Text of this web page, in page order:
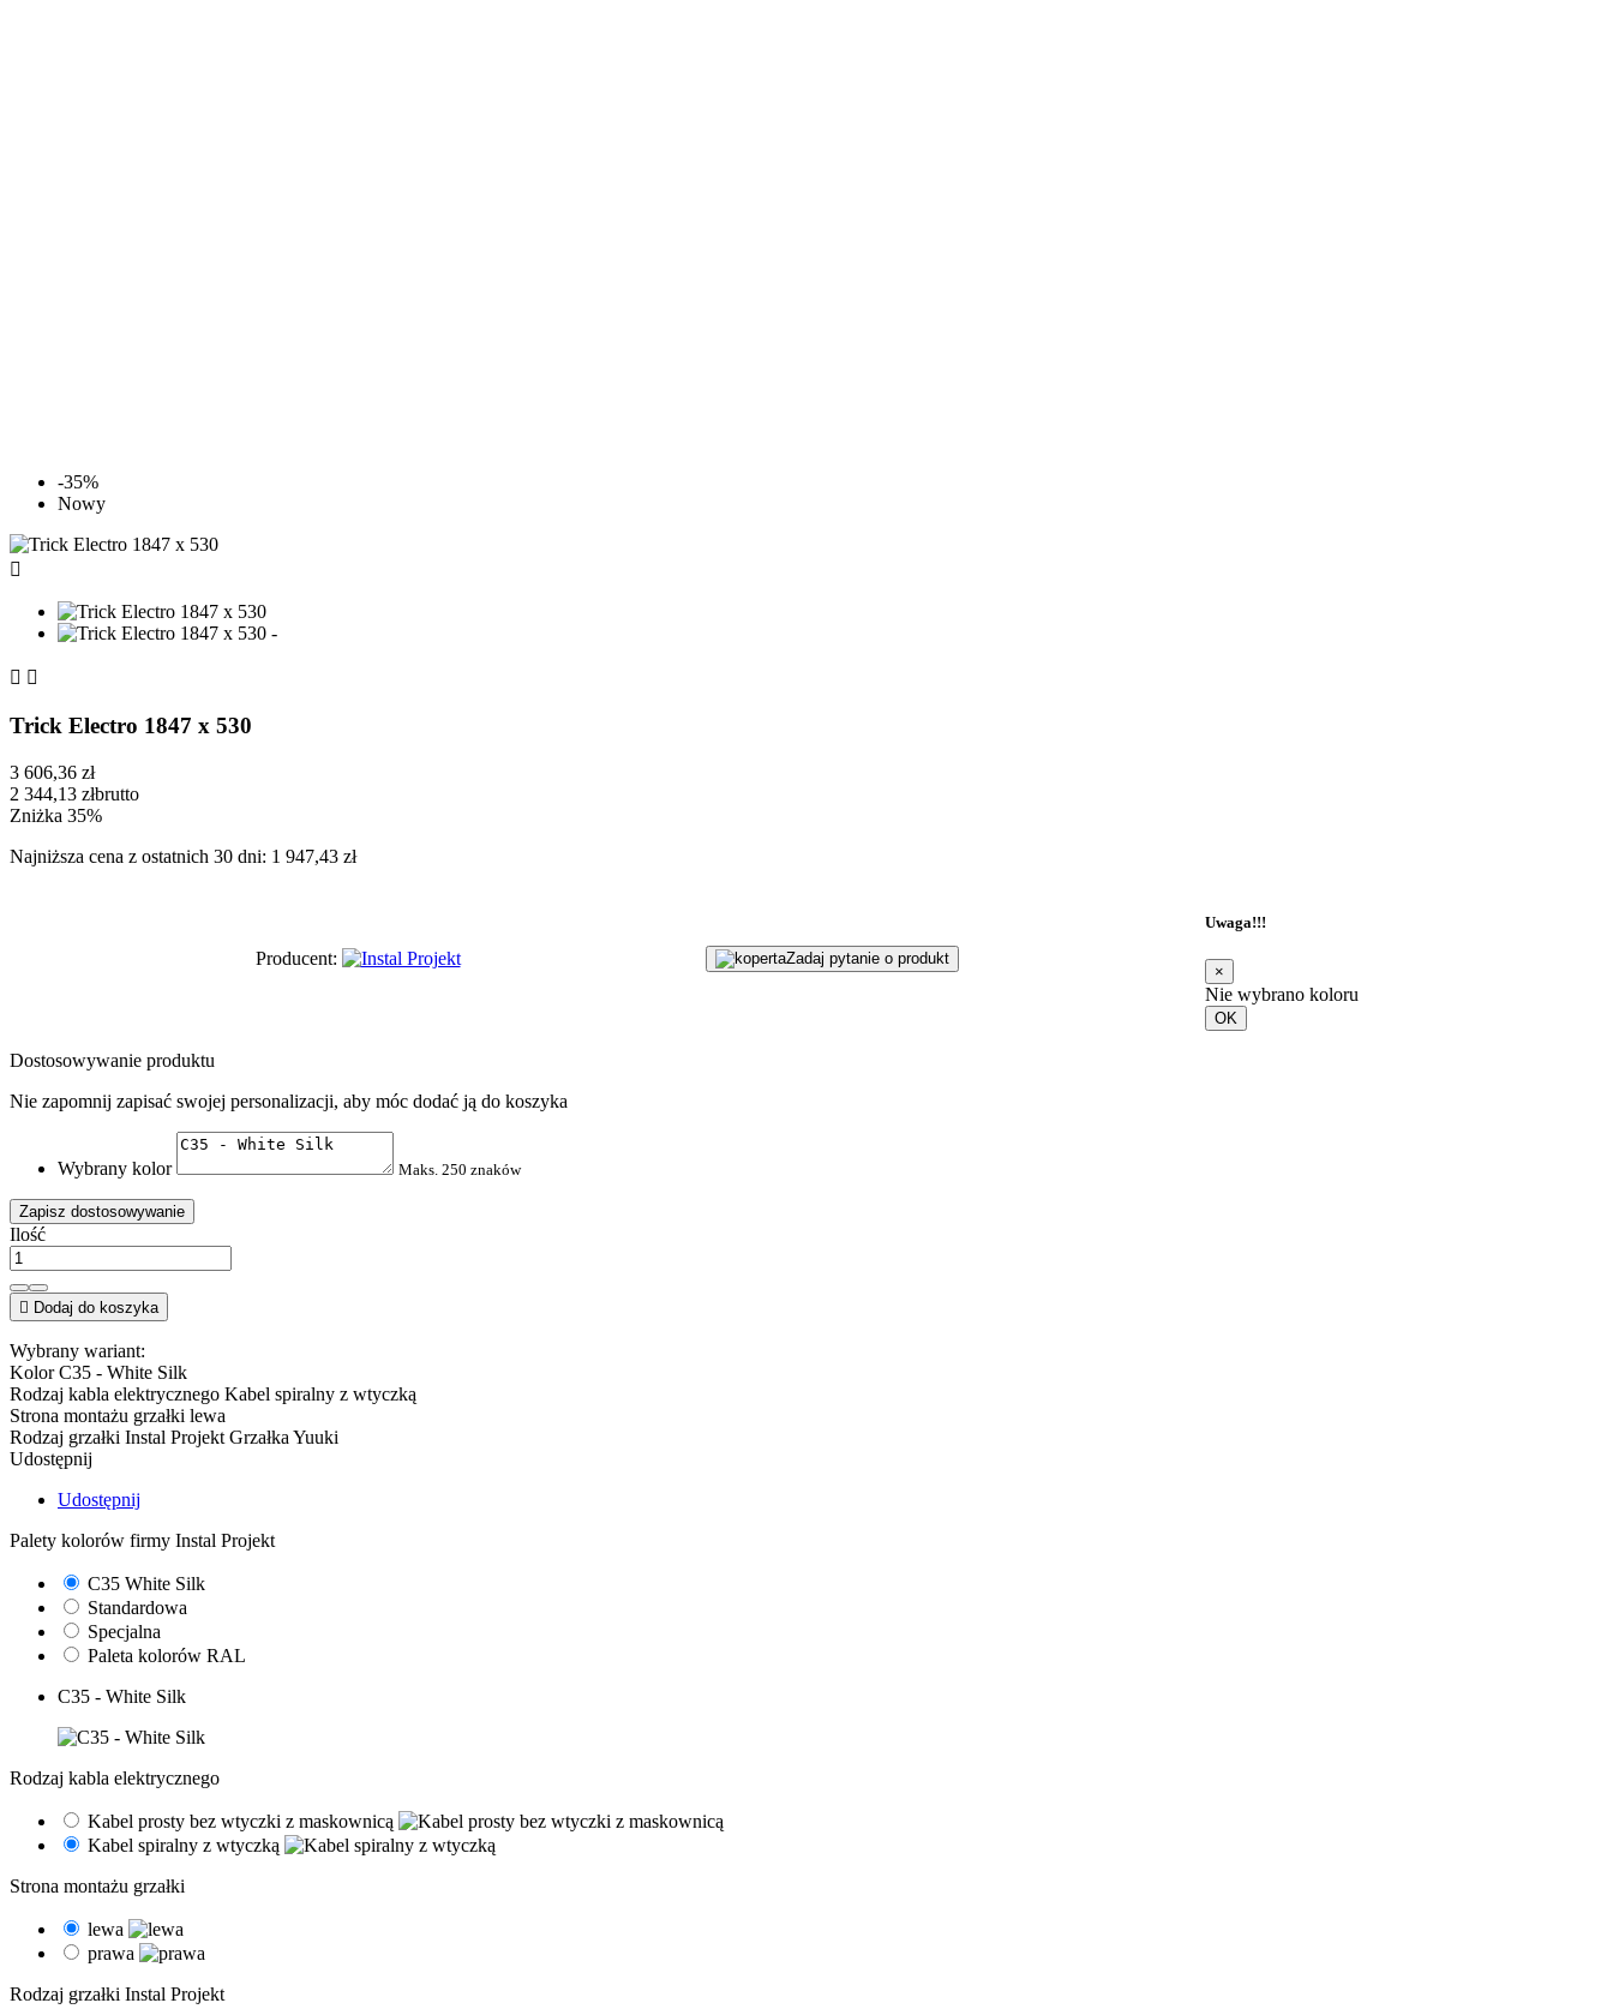
-35%
Nowy

 
Trick Electro 1847 x 530
3 606,36 zł
2 344,13 złbrutto
Zniżka 35%
Najniższa cena z ostatnich 30 dni: 1 947,43 zł
Producent: Zadaj pytanie o produkt
Uwaga!!!
×
Nie wybrano koloru
OK
Dostosowywanie produktu
Nie zapomnij zapisać swojej personalizacji, aby móc dodać ją do koszyka
Wybrany kolor Maks. 250 znaków
Zapisz dostosowywanie
Ilość
 Dodaj do koszyka
Wybrany wariant:
Kolor C35 - White Silk
Rodzaj kabla elektrycznego Kabel spiralny z wtyczką
Strona montażu grzałki lewa
Rodzaj grzałki Instal Projekt Grzałka Yuuki
Udostępnij
Udostępnij
Palety kolorów firmy Instal Projekt
C35 White Silk
Standardowa
Specjalna
Paleta kolorów RAL
C35 - White Silk
Rodzaj kabla elektrycznego
Kabel prosty bez wtyczki z maskownicą
Kabel spiralny z wtyczką
Strona montażu grzałki
lewa
prawa
Rodzaj grzałki Instal Projekt